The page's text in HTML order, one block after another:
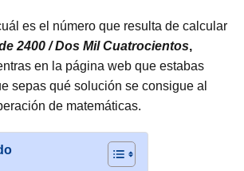
es el número que resulta de calcular
2400 / Dos Mil Cuatrocientos,
en la página web que estabas
sepas qué solución se consigue al
de matemáticas.